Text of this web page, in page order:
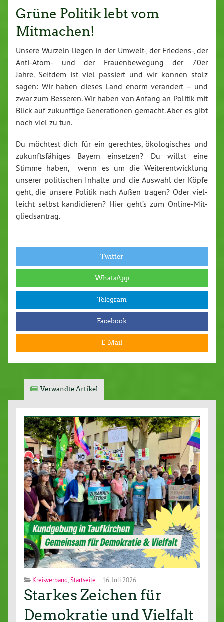
Grüne Politik lebt vom
Mitmachen!
Unsere Wurzeln liegen in der Umwelt-, der Friedens-, der
An­ti-Atom- und der Frau­en­be­we­gung der 70er
Jahre. Seitdem ist viel passiert und wir können stolz
sagen: Wir haben dieses Land enorm verändert – und
zwar zum Besseren. Wir haben von Anfang an Politik mit
Blick auf zu­künf­ti­ge Ge­ne­ra­tio­nen gemacht. Aber es gibt
noch viel zu tun.
Du möchtest dich für ein gerechtes, öko­lo­gi­sches und
zu­kunfts­fä­hi­ges Bayern einsetzen? Du willst eine
Stimme haben, wenn es um die Wei­ter­ent­wick­lung
unserer po­li­ti­schen Inhalte und die Auswahl der Köpfe
geht, die unsere Politik nach Außen tragen? Oder viel­
leicht selbst kan­di­die­ren? Hier geht’s zum On­line-Mit­
glieds­an­trag.
Twitter
WhatsApp
Telegram
Facebook
E-Mail
Verwandte Artikel
Kreisverband Startseite 16. Juli 2026
Starkes Zeichen für
Demokratie und Vielfalt